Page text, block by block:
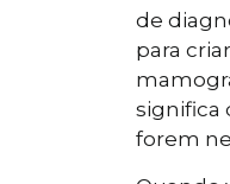
de
para
significa
forem